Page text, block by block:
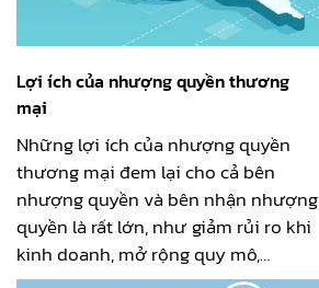
Lợi ích của nhượng quyền thương
mại
Những lợi ích của nhượng quyền
thương mại đem lại cho cả bên
nhượng quyền và bên nhận nhượng
quyền là rất lớn, như giảm rủi ro khi
kinh doanh, mở rộng quy mô,…